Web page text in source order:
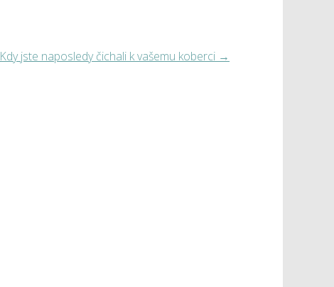
Kdy jste naposledy čichali k vašemu koberci →